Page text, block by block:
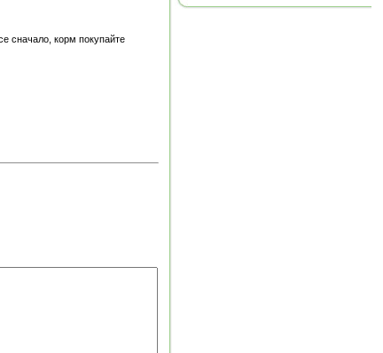
сначало, корм покупайте